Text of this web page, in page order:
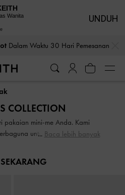
Dalam Waktu 30 Hari Pemesanan
COLLECTION
pakaian mini-me Anda. Kami
untuk anak perempuan
warna atau printed — desain
Baca lebih banyak
Wanita UNDUH